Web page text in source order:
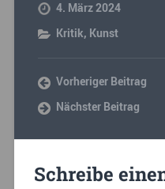
4. März 2024
Kritik, Kunst
Vorheriger Beitrag
Nächster Beitrag
Schreibe